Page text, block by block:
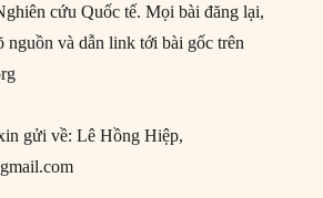
cứu Quốc tế. Mọi bài đăng lại,
nguồn và dẫn link tới bài gốc trên
gửi về: Lê Hồng Hiệp,